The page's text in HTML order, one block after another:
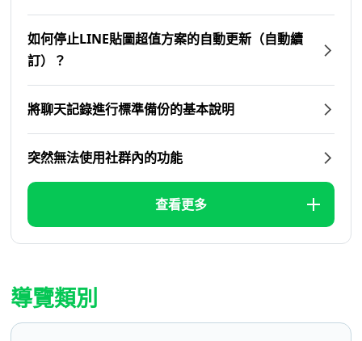
如何停止LINE貼圖超值方案的自動更新（自動續
訂）？
將聊天記錄進行標準備份的基本說明
突然無法使用社群內的功能
查看更多
導覽類別